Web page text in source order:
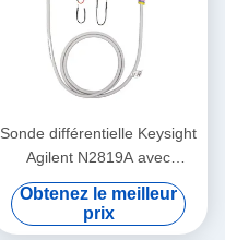
Sonde différentielle Keysight
Agilent N2819A avec
AutoProbe 800 MHz
Atténuation 10:1 Résistance
d'entrée 200 kΩ
Obtenez le meilleur
prix